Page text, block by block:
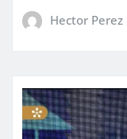
Hector Perez